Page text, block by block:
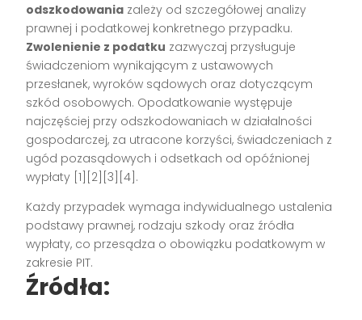
odszkodowania zależy od szczegółowej analizy
prawnej i podatkowej konkretnego przypadku.
Zwolenienie z podatku zazwyczaj przysługuje
świadczeniom wynikającym z ustawowych
przesłanek, wyroków sądowych oraz dotyczącym
szkód osobowych. Opodatkowanie występuje
najczęściej przy odszkodowaniach w działalności
gospodarczej, za utracone korzyści, świadczeniach z
ugód pozasądowych i odsetkach od opóźnionej
wypłaty [1][2][3][4].
Każdy przypadek wymaga indywidualnego ustalenia
podstawy prawnej, rodzaju szkody oraz źródła
wypłaty, co przesądza o obowiązku podatkowym w
zakresie PIT.
Źródła: